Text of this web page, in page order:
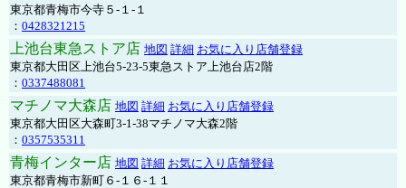
東京都青梅市今寺５-１-１
： 0428321215
上池台東急ストア店 地図 詳細 お気に入り店舗登録
東京都大田区上池台5-23-5東急ストア上池台店2階
： 0337488081
マチノマ大森店 地図 詳細 お気に入り店舗登録
東京都大田区大森町3-1-38マチノマ大森2階
： 0357535311
青梅インター店 地図 詳細 お気に入り店舗登録
東京都青梅市新町６-１６-１１